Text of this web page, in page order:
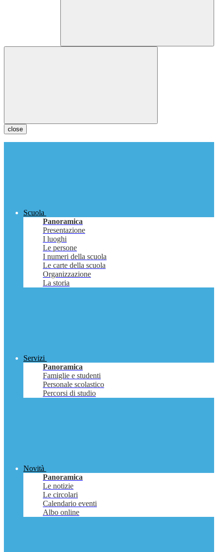
close
Scuola
Panoramica
Presentazione
I luoghi
Le persone
I numeri della scuola
Le carte della scuola
Organizzazione
La storia
Servizi
Panoramica
Famiglie e studenti
Personale scolastico
Percorsi di studio
Novità
Panoramica
Le notizie
Le circolari
Calendario eventi
Albo online